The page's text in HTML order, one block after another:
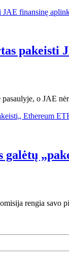
pakeisti
pasaulyje, o JAE
galėtų
rengia savo